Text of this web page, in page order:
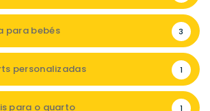
para bebés 3
personalizadas 1
para o quarto 1